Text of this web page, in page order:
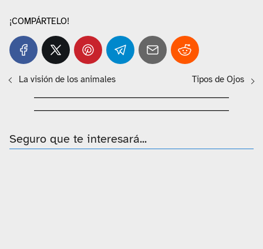
¡COMPÁRTELO!
La visión de los animales Tipos de Ojos
Seguro que te interesará...